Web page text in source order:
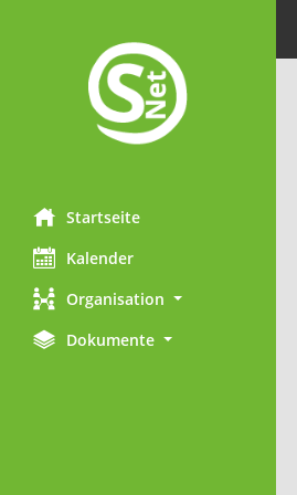
Startseite
Kalender
Organisation
Dokumente